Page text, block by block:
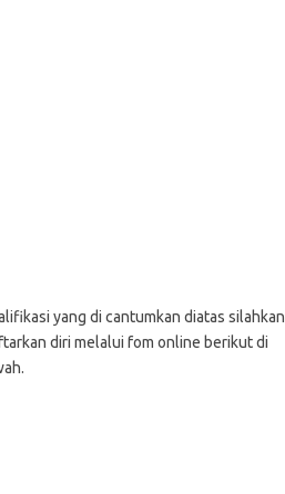
yang di cantumkan diatas silahkan
diri melalui fom online berikut di